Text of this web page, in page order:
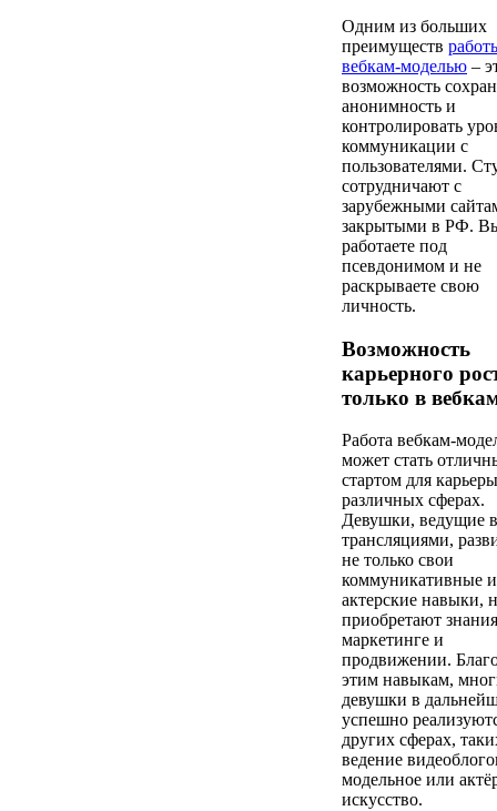
Одним из больших
преимуществ
вебкам-моделью –
возможность
анонимность и
контролировать
коммуникации с
пользователями.
сотрудничают с
зарубежными
закрытыми в РФ.
работаете под
псевдонимом и не
раскрываете свою
личность.
Возможность
карьерного
только в
Работа вебкам-
может стать
стартом для
различных сферах.
Девушки, ведущие
трансляциями,
не только свои
коммуникативные и
актерские навыки,
приобретают
маркетинге и
продвижении.
этим навыкам,
девушки в
успешно
других сферах,
ведение
модельное или
искусство.